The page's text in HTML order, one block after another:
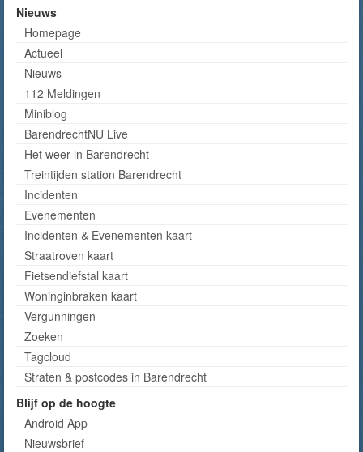
Nieuws
Homepage
Actueel
Nieuws
112 Meldingen
Miniblog
BarendrechtNU Live
Het weer in Barendrecht
Treintijden station Barendrecht
Incidenten
Evenementen
Incidenten & Evenementen kaart
Straatroven kaart
Fietsendiefstal kaart
Woninginbraken kaart
Vergunningen
Zoeken
Tagcloud
Straten & postcodes in Barendrecht
Blijf op de hoogte
Android App
Nieuwsbrief